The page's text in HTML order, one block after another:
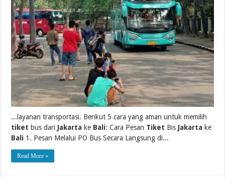
...layanan transportasi. Berikut 5 cara yang aman untuk memilih
tiket bus dari Jakarta ke Bali: Cara Pesan Tiket Bis Jakarta ke
Bali 1. Pesan Melalui PO Bus Secara Langsung di...
Read More »